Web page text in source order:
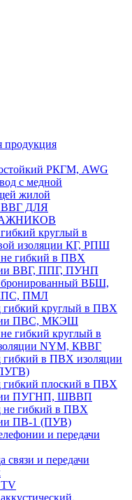
продукция
РКГМ, AWG
с медной
жилой
ВВГ ДЛЯ
круглый в
изоляции КГ, РПШ
не гибкий в ПВХ
ВВГ, ППГ, ПУНП
бронированный ВБШ,
ПМЛ
гибкий круглый в ПВХ
ПВС, МКЭШ
гибкий круглый в
NYM, КВВГ
гибкий в ПВХ изоляции
гибкий плоский в ПВХ
ПУГНП, ШВВП
не гибкий в ПВХ
ПВ-1 (ПУВ)
и передачи
связи и передачи
TV